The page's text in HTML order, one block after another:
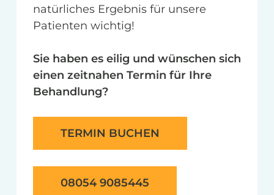
natürliches Ergebnis für unsere
Patienten wichtig!
Sie haben es eilig und wünschen sich
einen zeitnahen Termin für Ihre
Behandlung?
TERMIN BUCHEN
08054 9085445